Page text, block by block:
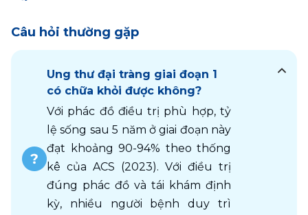
Câu hỏi thường gặp
Ung thư đại tràng giai đoạn 1
có chữa khỏi được không?
Với phác đồ điều trị phù hợp, tỷ
lệ sống sau 5 năm ở giai đoạn này
đạt khoảng 90-94% theo thống
kê của ACS (2023). Với điều trị
đúng phác đồ và tái khám định
kỳ, nhiều người bệnh duy trì